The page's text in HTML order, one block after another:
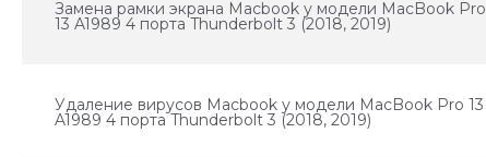
Замена рамки экрана Macbook у модели MacBook Pro
13 A1989 4 порта Thunderbolt 3 (2018, 2019)
Удаление вирусов Macbook у модели MacBook Pro 13
A1989 4 порта Thunderbolt 3 (2018, 2019)